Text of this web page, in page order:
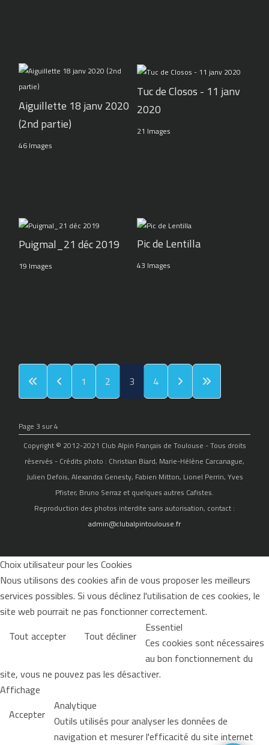
Aiguillette 18 janv 2020
(2nd partie)
46 Images
Tuc de Closos - 11 janv
2020
21 Images
Puigmal_21 déc 2019
19 Images
Pic de Lentilla
43 Images
1 2 3 4
Page 3 sur 4
Copyright © 2012-2021 Club Alpin Français de Toulouse - Tous droits
réservés - Crédits photo : Christian Biard, Marie-Hélène Carcanague,
Julien Defois, Alexandra Genesty, Fabien Mitton, Lionel Perrin, Yves
Pfister, Bruno Serraz et quelques autres Cafistes.
Reproduction des photos interdite sans autorisation, contact :
admin@clubalpintoulouse.fr
Choix utilisateur pour les Cookies
Nous utilisons des cookies afin de vous proposer les meilleurs
services possibles. Si vous déclinez l'utilisation de ces cookies, le
site web pourrait ne pas fonctionner correctement.
Tout accepter
Tout décliner Essentiel
Ces cookies sont nécessaires
au bon fonctionnement du
site, vous ne pouvez pas les désactiver.
Affichage
Accepter Analytique
Outils utilisés pour analyser les données de
navigation et mesurer l'efficacité du site internet